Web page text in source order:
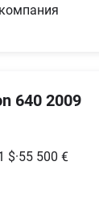
640 2009
$·55 500 €